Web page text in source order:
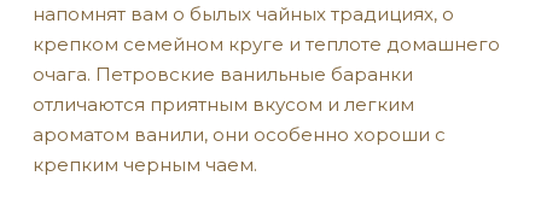
напомнят вам о былых чайных традициях, о
крепком семейном круге и теплоте домашнего
очага. Петровские ванильные баранки
отличаются приятным вкусом и легким
ароматом ванили, они особенно хороши с
крепким черным чаем.